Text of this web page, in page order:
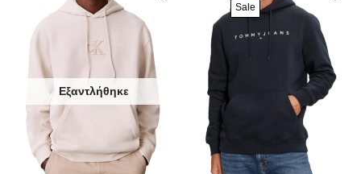
Εξαντλήθηκε
Sale